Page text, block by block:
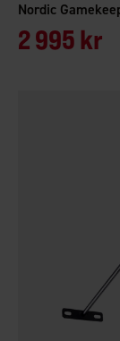
Nordic
2 995 kr